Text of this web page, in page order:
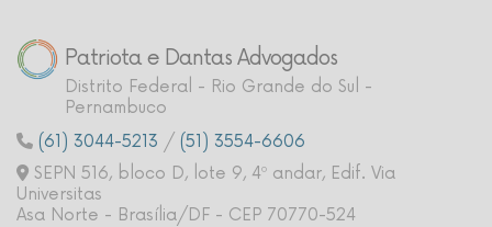
Patriota e Dantas Advogados
Distrito Federal - Rio Grande do Sul -
Pernambuco
(61) 3044-5213 / (51) 3554-6606
SEPN 516, bloco D, lote 9, 4º andar, Edif. Via
Universitas
Asa Norte - Brasília/DF - CEP 70770-524